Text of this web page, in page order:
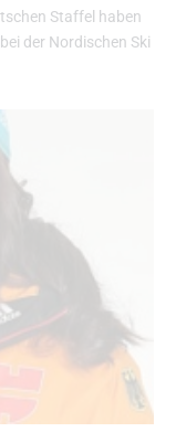
Staffel haben
der Nordischen Ski